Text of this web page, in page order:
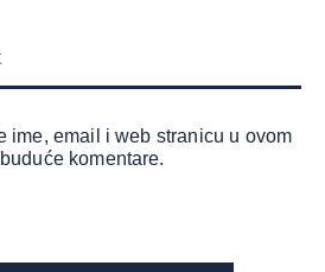
ime, email i web stranicu u ovom
komentare.